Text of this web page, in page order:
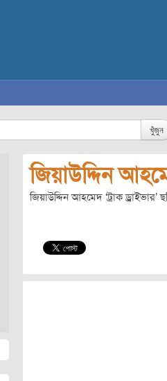
খুঁজুন
জিয়াউদ্দিন
জিয়াউদ্দিন আহমেদ ‘ট্রাক ড্রাইভার’